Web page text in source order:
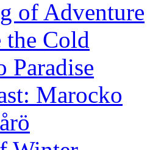
of Adventure
the Cold
Paradise
Marocko